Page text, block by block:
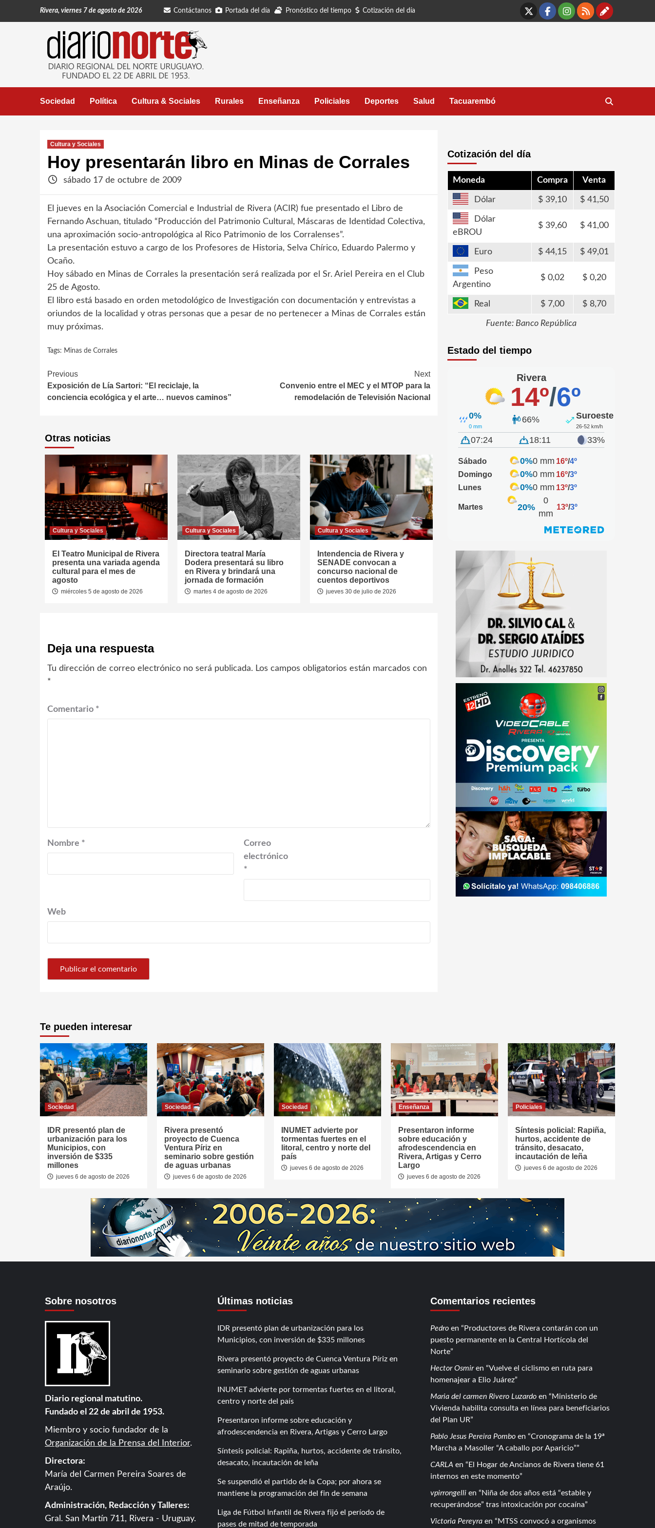
Rivera, viernes 7 de agosto de 2026 Contáctanos Portada del día Pronóstico del tiempo Cotización del día
X Facebook
Instagram
RSS
Sociedad Política Cultura & Sociales Rurales Enseñanza Policiales Deportes Salud Tacuarembó
Cultura y Sociales
Hoy presentarán libro en Minas de Corrales
sábado 17 de octubre de 2009
El jueves en la Asociación Comercial e Industrial de Rivera (ACIR) fue presentado el Libro de
Fernando Aschuan, titulado “Producción del Patrimonio Cultural, Máscaras de Identidad Colectiva,
una aproximación socio-antropológica al Rico Patrimonio de los Corralenses”.
La presentación estuvo a cargo de los Profesores de Historia, Selva Chírico, Eduardo Palermo y
Ocaño.
Hoy sábado en Minas de Corrales la presentación será realizada por el Sr. Ariel Pereira en el Club
25 de Agosto.
El libro está basado en orden metodológico de Investigación con documentación y entrevistas a
oriundos de la localidad y otras personas que a pesar de no pertenecer a Minas de Corrales están
muy próximas.
Tags: Minas de Corrales
Continue
Reading
Previous
Exposición de Lía Sartori: “El reciclaje, la
conciencia ecológica y el arte… nuevos caminos”
Next
Convenio entre el MEC y el MTOP para la
remodelación de Televisión Nacional
Otras noticias
Cultura y Sociales
El Teatro Municipal de Rivera
presenta una variada agenda
cultural para el mes de
agosto
miércoles 5 de agosto de 2026
Cultura y Sociales
Directora teatral María
Dodera presentará su libro
en Rivera y brindará una
jornada de formación
martes 4 de agosto de 2026
Cultura y Sociales
Intendencia de Rivera y
SENADE convocan a
concurso nacional de
cuentos deportivos
jueves 30 de julio de 2026
Deja una respuesta
Tu dirección de correo electrónico no será publicada. Los campos obligatorios están marcados con
*
Comentario *
Nombre *
Correo
electrónico
*
Web
Cotización del día
Moneda Compra Venta
Dólar 39,10 41,50
Dólar
eBROU
39,60 41,00
Euro 44,15 49,01
Peso
Argentino
0,02 0,20
Real 7,00 8,70
Fuente: Banco República
Estado del tiempo
Rivera
14º/6º
0%
0 mm
66% Suroeste
26-52 km/h
07:24 18:11 33%
Sábado 0%0 mm 16º/4º
Domingo
0%0 mm 16º/3º
Lunes
0%0 mm 13º/3º
Martes 20%
0
mm
13º/3º
Te pueden interesar
Sociedad
IDR presentó plan de
urbanización para los
Municipios, con
inversión de $335
millones
jueves 6 de agosto de 2026
Sociedad
Rivera presentó
proyecto de Cuenca
Ventura Píriz en
seminario sobre gestión
de aguas urbanas
jueves 6 de agosto de 2026
Sociedad
INUMET advierte por
tormentas fuertes en el
litoral, centro y norte del
país
jueves 6 de agosto de 2026
Enseñanza
Presentaron informe
sobre educación y
afrodescendencia en
Rivera, Artigas y Cerro
Largo
jueves 6 de agosto de 2026
Policiales
Síntesis policial: Rapiña,
hurtos, accidente de
tránsito, desacato,
incautación de leña
jueves 6 de agosto de 2026
Sobre nosotros
Diario regional matutino.
Fundado el 22 de abril de 1953.
Miembro y socio fundador de la
Organización de la Prensa del Interior.
Directora:
María del Carmen Pereira Soares de
Araújo.
Administración, Redacción y Talleres:
Gral. San Martín 711, Rivera - Uruguay.
Últimas noticias
IDR presentó plan de urbanización para los
Municipios, con inversión de $335 millones
Rivera presentó proyecto de Cuenca Ventura Píriz en
seminario sobre gestión de aguas urbanas
INUMET advierte por tormentas fuertes en el litoral,
centro y norte del país
Presentaron informe sobre educación y
afrodescendencia en Rivera, Artigas y Cerro Largo
Síntesis policial: Rapiña, hurtos, accidente de tránsito,
desacato, incautación de leña
Se suspendió el partido de la Copa; por ahora se
mantiene la programación del fin de semana
Liga de Fútbol Infantil de Rivera fijó el período de
pases de mitad de temporada
Comentarios recientes
Pedroen
Productores de Rivera contarán con un
puesto permanente en la Central Hortícola del
Norte
Hector Osmiren
Vuelve el ciclismo en ruta para
homenajear a Elio Juárez
Maria del carmen Rivero Luzardoen
Ministerio de
Vivienda habilita consulta en línea para beneficiarios
del Plan UR
Pablo Jesus Pereira Pomboen
Cronograma de la 19ª
Marcha a Masoller “A caballo por Aparicio”
CARLA en
El Hogar de Ancianos de Rivera tiene 61
internos en este momento
vpirrongellien
Niña de dos años está “estable y
recuperándose” tras intoxicación por cocaína
Victoria Pereyraen MTSS convocó a organismos